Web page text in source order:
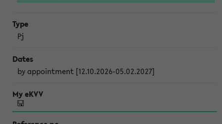
Pj
by appointment [12.10.2026-05.02.2027]